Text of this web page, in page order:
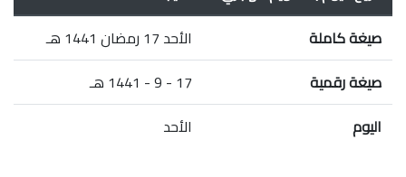
صيغة كاملة
الأحد 17 رمضان 1441 هـ
صيغة رقمية
17 - 9 - 1441 هـ
اليوم
الأحد